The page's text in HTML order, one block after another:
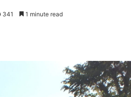
341 1 minute read